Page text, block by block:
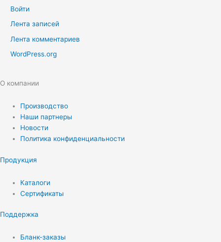
Войти
Лента записей
Лента комментариев
WordPress.org
О компании
Производство
Наши партнеры
Новости
Политика конфиденциальности
Продукция
Каталоги
Сертификаты
Поддержка
Бланк-заказы